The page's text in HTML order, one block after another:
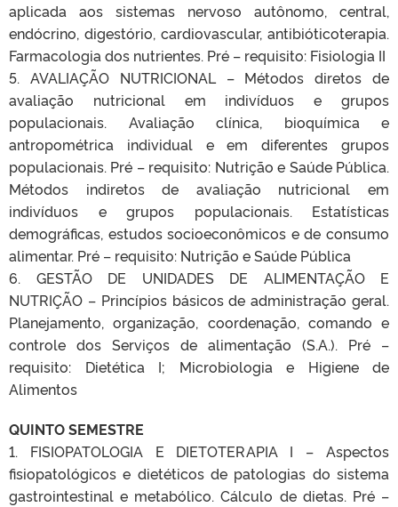
aplicada aos sistemas nervoso autônomo, central,
endócrino, digestório, cardiovascular, antibióticoterapia.
Farmacologia dos nutrientes. Pré – requisito: Fisiologia II
5. AVALIAÇÃO NUTRICIONAL – Métodos diretos de
avaliação nutricional em indivíduos e grupos
populacionais. Avaliação clínica, bioquímica e
antropométrica individual e em diferentes grupos
populacionais. Pré – requisito: Nutrição e Saúde Pública.
Métodos indiretos de avaliação nutricional em
indivíduos e grupos populacionais. Estatísticas
demográficas, estudos socioeconômicos e de consumo
alimentar. Pré – requisito: Nutrição e Saúde Pública
6. GESTÃO DE UNIDADES DE ALIMENTAÇÃO E
NUTRIÇÃO – Princípios básicos de administração geral.
Planejamento, organização, coordenação, comando e
controle dos Serviços de alimentação (S.A.). Pré –
requisito: Dietética I; Microbiologia e Higiene de
Alimentos
QUINTO SEMESTRE
1. FISIOPATOLOGIA E DIETOTERAPIA I – Aspectos
fisiopatológicos e dietéticos de patologias do sistema
gastrointestinal e metabólico. Cálculo de dietas. Pré –